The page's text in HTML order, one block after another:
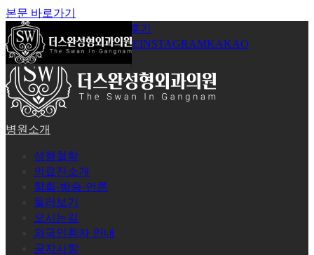
본문 바로가기
공지사항
시술후기
로그인회원가입YOUTUBEINSTAGRAMKAKAO
병원소개
성형철학
의료진소개
학회·방송·언론
둘러보기
오시는길
외국인환자 안내
공지사항